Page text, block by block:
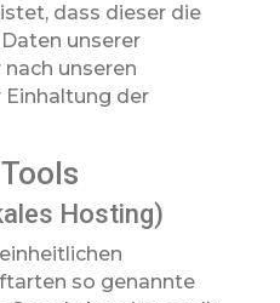
dass dieser die
unserer
unseren
der
Hosting)
so genannte